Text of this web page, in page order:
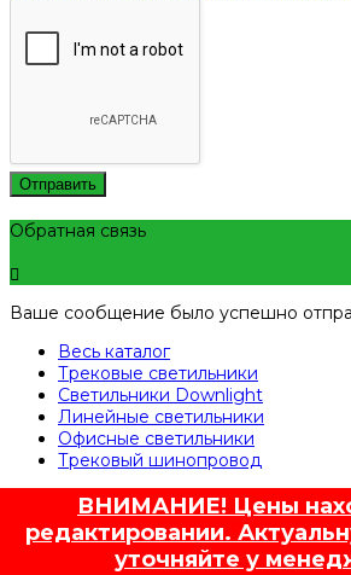
Отправить
Обратная связь
Ваше сообщение было успешно
Весь каталог
Трековые светильники
Светильники Downlight
Линейные светильники
Офисные светильники
Трековый шинопровод
ВНИМАНИЕ! Цены
редактировании.
уточняйте у